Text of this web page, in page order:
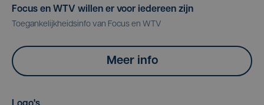
Focus en WTV willen er voor iedereen zijn
Toegankelijkheidsinfo van Focus en WTV
Meer info